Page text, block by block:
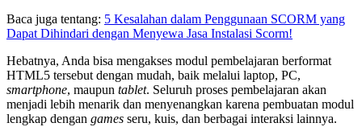
Baca juga tentang: 5 Kesalahan dalam Penggunaan SCORM yang
Dapat Dihindari dengan Menyewa Jasa Instalasi Scorm!
Hebatnya, Anda bisa mengakses modul pembelajaran berformat
HTML5 tersebut dengan mudah, baik melalui laptop, PC,
smartphone, maupun tablet. Seluruh proses pembelajaran akan
menjadi lebih menarik dan menyenangkan karena pembuatan modul
lengkap dengan games seru, kuis, dan berbagai interaksi lainnya.